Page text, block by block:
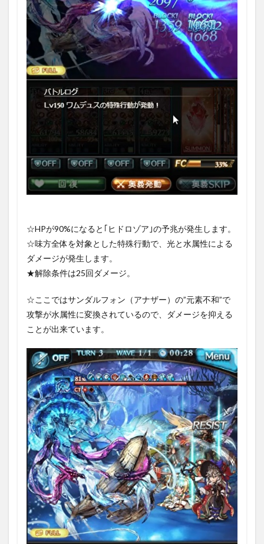
☆HPが90%になると｢ヒドロゾア｣の予兆が発生します。
☆味方全体を対象とした特殊行動で、光と水属性による
ダメージが発生します。
★解除条件は25回ダメージ。
☆ここではサンダルフォン（アナザー）の”元素不和”で
攻撃が水属性に変換されているので、ダメージを抑える
ことが出来ています。